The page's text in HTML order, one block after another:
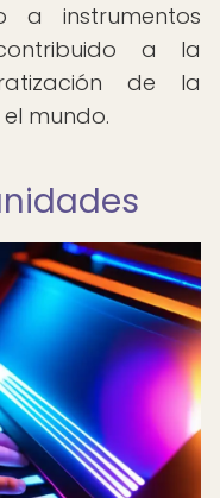
a instrumentos
a la
de la
mundo.